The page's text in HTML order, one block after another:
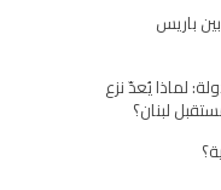
باريس
لماذا يُعدّ نزع
لبنان؟